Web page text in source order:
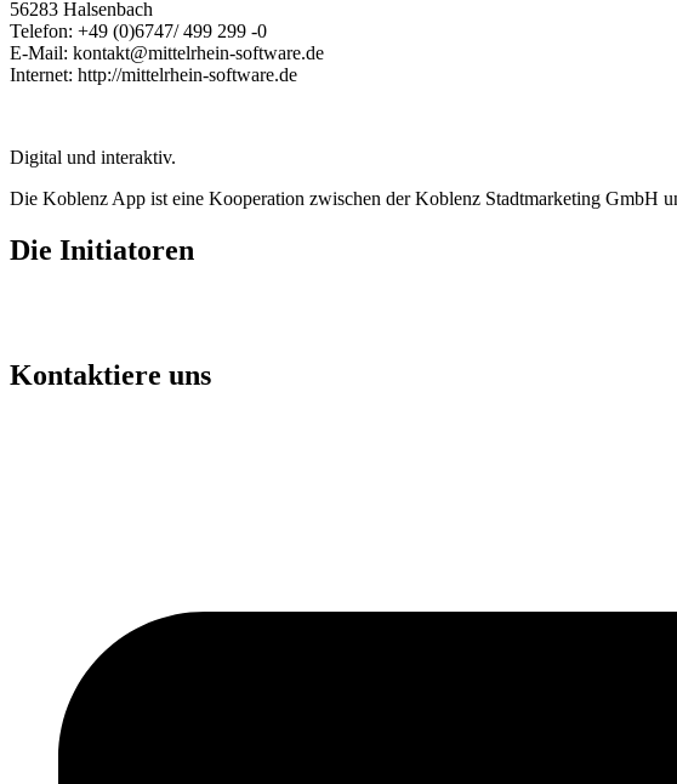
56283 Halsenbach
Telefon: +49 (0)6747/ 499 299 -0
E-Mail: kontakt@mittelrhein-software.de
Internet: http://mittelrhein-software.de
Digital und interaktiv.
Die Koblenz App ist eine Kooperation zwischen der Koblenz Stadtmarketing
Die Initiatoren
Kontaktiere uns